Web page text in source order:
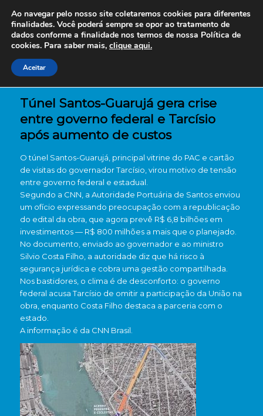
Túnel Santos-Guarujá gera crise
entre governo federal e Tarcísio
após aumento de custos
O túnel Santos-Guarujá, principal vitrine do PAC e cartão
de visitas do governador Tarcísio, virou motivo de tensão
entre governo federal e estadual.
Segundo a CNN, a Autoridade Portuária de Santos enviou
um ofício expressando preocupação com a republicação
do edital da obra, que agora prevê R$ 6,8 bilhões em
investimentos — R$ 800 milhões a mais que o planejado.
No documento, enviado ao governador e ao ministro
Silvio Costa Filho, a autoridade diz que há risco à
segurança jurídica e cobra uma gestão compartilhada.
Nos bastidores, o clima é de desconforto: o governo
federal acusa Tarcísio de omitir a participação da União na
obra, enquanto Costa Filho destaca a parceria com o
estado.
A informação é da CNN Brasil.
Ao navegar pelo nosso site coletaremos cookies para diferentes
finalidades. Você poderá sempre se opor ao tratamento de
dados conforme a finalidade nos termos de nossa Política de
cookies. Para saber mais, clique aqui.
Aceitar